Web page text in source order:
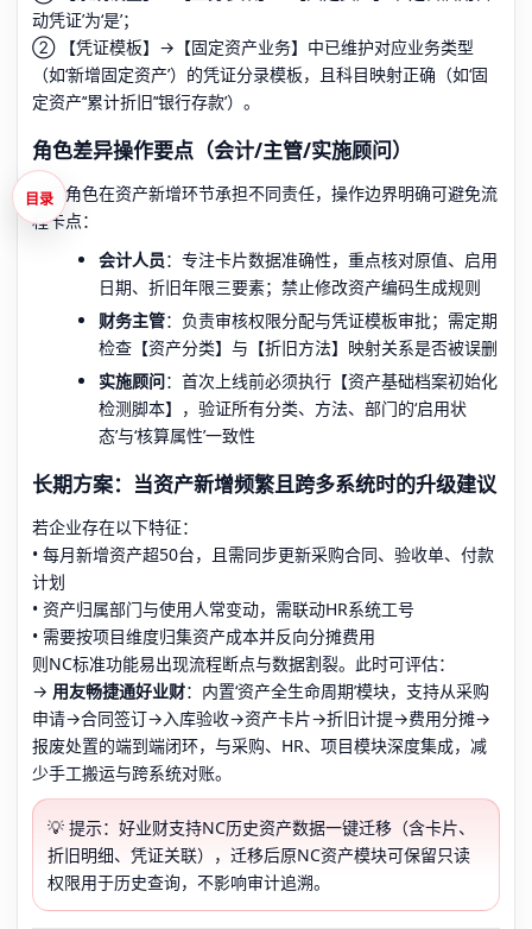
动凭证’为‘是’；
② 【凭证模板】→【固定资产业务】中已维护对应业务类型
（如‘新增固定资产’）的凭证分录模板，且科目映射正确（如‘固
定资产’‘累计折旧’‘银行存款’）。
角色差异操作要点（会计/主管/实施顾问）
不同角色在资产新增环节承担不同责任，操作边界明确可避免流
程卡点：
会计人员：专注卡片数据准确性，重点核对原值、启用
日期、折旧年限三要素；禁止修改资产编码生成规则
财务主管：负责审核权限分配与凭证模板审批；需定期
检查【资产分类】与【折旧方法】映射关系是否被误删
实施顾问：首次上线前必须执行【资产基础档案初始化
检测脚本】，验证所有分类、方法、部门的‘启用状
态’与‘核算属性’一致性
长期方案：当资产新增频繁且跨多系统时的升级建议
若企业存在以下特征：
• 每月新增资产超50台，且需同步更新采购合同、验收单、付款
计划
• 资产归属部门与使用人常变动，需联动HR系统工号
• 需要按项目维度归集资产成本并反向分摊费用
则NC标准功能易出现流程断点与数据割裂。此时可评估：
→ 用友畅捷通好业财：内置‘资产全生命周期’模块，支持从采购
申请→合同签订→入库验收→资产卡片→折旧计提→费用分摊→
报废处置的端到端闭环，与采购、HR、项目模块深度集成，减
少手工搬运与跨系统对账。
💡 提示：好业财支持NC历史资产数据一键迁移（含卡片、
折旧明细、凭证关联），迁移后原NC资产模块可保留只读
权限用于历史查询，不影响审计追溯。
目录